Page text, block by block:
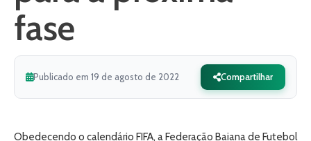
fase
Publicado em 19 de agosto de 2022 Compartilhar
Obedecendo o calendário FIFA, a Federação Baiana de Futebol